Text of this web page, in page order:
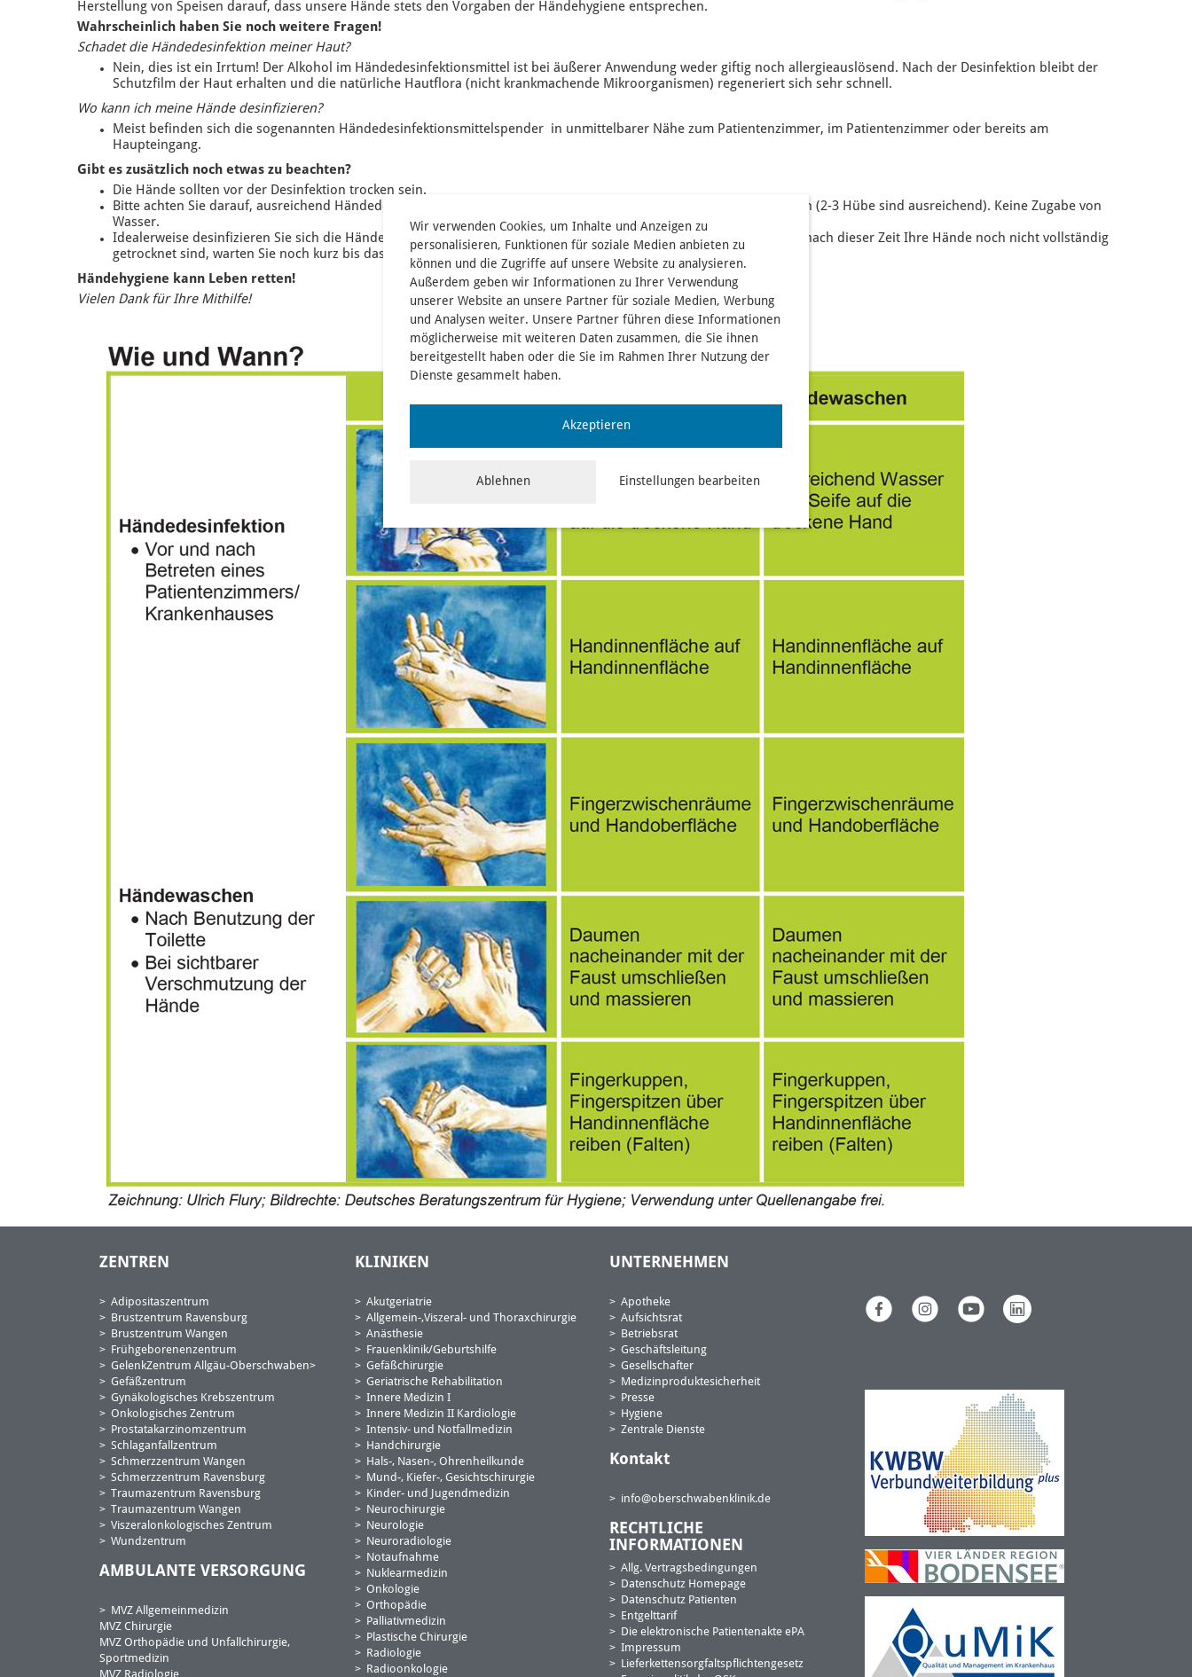
Herstellung von Speisen darauf, dass unsere Hände stets den Vorgaben der Händehygiene entsprechen.
Wahrscheinlich haben Sie noch weitere Fragen!
Schadet die Händedesinfektion meiner Haut?
Nein, dies ist ein Irrtum! Der Alkohol im Händedesinfektionsmittel ist bei äußerer Anwendung weder giftig noch allergieauslösend. Nach der Desinfektion bleibt der
Schutzfilm der Haut erhalten und die natürliche Hautflora (nicht krankmachende Mikroorganismen) regeneriert sich sehr schnell.
Wo kann ich meine Hände desinfizieren?
Meist befinden sich die sogenannten Händedesinfektionsmittelspender in unmittelbarer Nähe zum Patientenzimmer, im Patientenzimmer oder bereits am
Haupteingang.
Gibt es zusätzlich noch etwas zu beachten?
Die Hände sollten vor der Desinfektion trocken sein.
Bitte achten Sie darauf, ausreichend Händedesinfektionsmittel zu benutzen, um Ihre Hände vollständig zu benetzen (2-3 Hübe sind ausreichend). Keine Zugabe von
Wasser.
Idealerweise desinfizieren Sie sich die Hände nach dem Ablaufschema (s.o.) fürmindestens 30 Sekunden
. Sofern nach dieser Zeit Ihre Hände noch nicht vollständig
getrocknet sind, warten Sie noch kurz bis das restliche Desinfektionsmittel verdunstet ist.
Händehygiene kann Leben retten!
Vielen Dank für Ihre Mithilfe!
ZENTREN
Adipositaszentrum
Brustzentrum Ravensburg
Brustzentrum Wangen
Frühgeborenenzentrum
GelenkZentrum Allgäu-Oberschwaben
Gefäßzentrum
Gynäkologisches Krebszentrum
Onkologisches Zentrum
Prostatakarzinomzentrum
Schlaganfallzentrum
Schmerzzentrum Wangen
Schmerzzentrum Ravensburg
Traumazentrum Ravensburg
Traumazentrum Wangen
Viszeralonkologisches Zentrum
Wundzentrum
AMBULANTE VERSORGUNG
MVZ Allgemeinmedizin
MVZ Chirurgie
MVZ Orthopädie und Unfallchirurgie,
Sportmedizin
KLINIKEN
Akutgeriatrie
Allgemein-,Viszeral- und Thoraxchirurgie
Anästhesie
Frauenklinik/Geburtshilfe
Gefäßchirurgie
Geriatrische Rehabilitation
Innere Medizin I
Innere Medizin II Kardiologie
Intensiv- und Notfallmedizin
Handchirurgie
Hals-, Nasen-, Ohrenheilkunde
Mund-, Kiefer-, Gesichtschirurgie
Kinder- und Jugendmedizin
Neurochirurgie
Neurologie
Neuroradiologie
Notaufnahme
Nuklearmedizin
Onkologie
Orthopädie
Palliativmedizin
Plastische Chirurgie
Radiologie
Radioonkologie
UNTERNEHMEN
Apotheke
Aufsichtsrat
Betriebsrat
Geschäftsleitung
Gesellschafter
Medizinproduktesicherheit
Presse
Hygiene
Zentrale Dienste
Kontakt
info@oberschwabenklinik.de
RECHTLICHE
INFORMATIONEN
Allg. Vertragsbedingungen
Datenschutz Homepage
Datenschutz Patienten
Entgelttarif
Die elektronische Patientenakte ePA
Impressum
Lieferkettensorgfaltspflichtengesetz
Wir verwenden Cookies, um Inhalte und Anzeigen zu
personalisieren, Funktionen für soziale Medien anbieten zu
können und die Zugriffe auf unsere Website zu analysieren.
Außerdem geben wir Informationen zu Ihrer Verwendung
unserer Website an unsere Partner für soziale Medien, Werbung
und Analysen weiter. Unsere Partner führen diese Informationen
möglicherweise mit weiteren Daten zusammen, die Sie ihnen
bereitgestellt haben oder die Sie im Rahmen Ihrer Nutzung der
Dienste gesammelt haben.
Akzeptieren
Ablehnen Einstellungen bearbeiten